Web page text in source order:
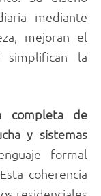
mediante
mejoran el
simplifican la
completa de
y sistemas
formal
coherencia